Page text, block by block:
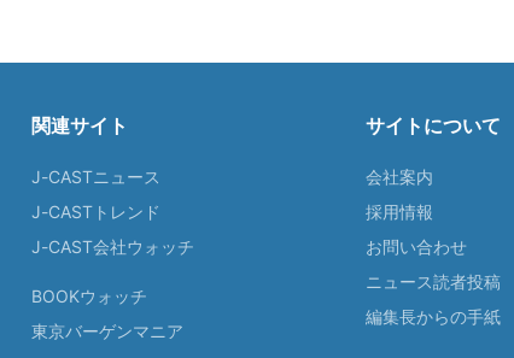
関連サイト
J-CASTニュース
J-CASTトレンド
J-CAST会社ウォッチ
BOOKウォッチ
東京バーゲンマニア
サイトについて
会社案内
採用情報
お問い合わせ
ニュース読者投稿
編集長からの手紙